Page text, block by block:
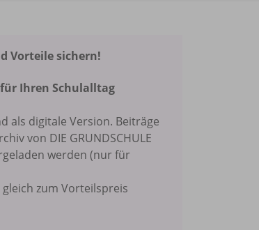
Vorteile sichern!
Ihren Schulalltag
als digitale Version. Beiträge
von DIE GRUNDSCHULE
werden (nur für
zum Vorteilspreis